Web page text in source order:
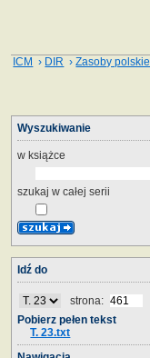
ICM › DIR ›Zasoby polskie
Wyszukiwanie
w książce
szukaj w całej serii
Idź do
strona:
Pobierz pełen tekst
T. 23.txt